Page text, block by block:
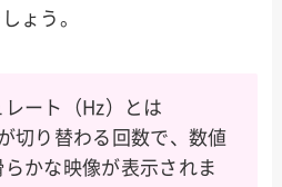
ょう。
レート（Hz）とは
切り替わる回数で、数値
かな映像が表示されま